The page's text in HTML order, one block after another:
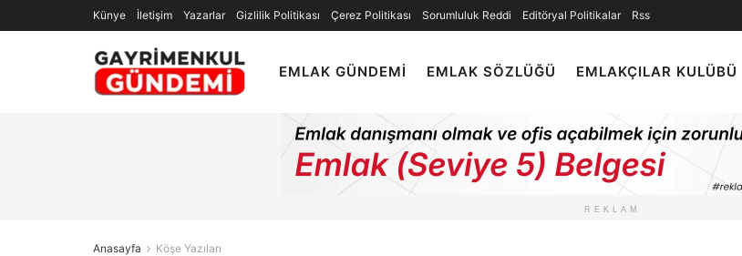
Künye İletişim Yazarlar Gizlilik Politikası Çerez Politikası Sorumluluk Reddi Editöryal Politikalar Rss
EMLAK GÜNDEMI EMLAK SÖZLÜĞÜ EMLAKÇILAR KULÜBÜ
REKLAM
Anasayfa Köşe Yazıları